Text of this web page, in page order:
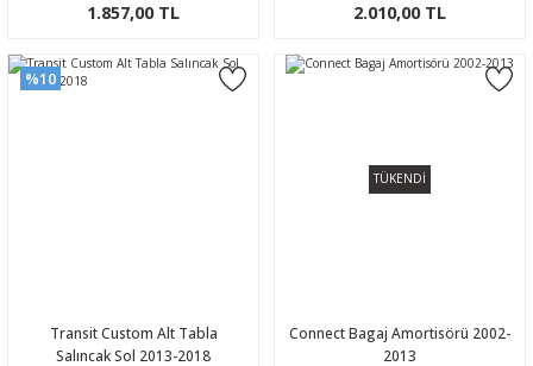
1.857,00 TL 2.010,00 TL
%10
Transit Custom Alt Tabla
Salıncak Sol 2013-2018
TÜKENDİ
Connect Bagaj Amortisörü 2002-
2013